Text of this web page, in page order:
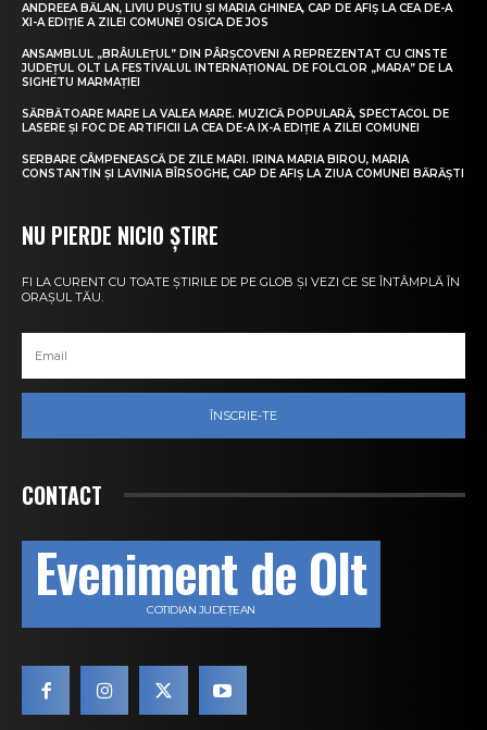
ANDREEA BĂLAN, LIVIU PUȘTIU ȘI MARIA GHINEA, CAP DE AFIȘ LA CEA DE-A
XI-A EDIȚIE A ZILEI COMUNEI OSICA DE JOS
ANSAMBLUL „BRÂULEȚUL” DIN PÂRȘCOVENI A REPREZENTAT CU CINSTE
JUDEȚUL OLT LA FESTIVALUL INTERNAȚIONAL DE FOLCLOR „MARA” DE LA
SIGHETU MARMAȚIEI
SĂRBĂTOARE MARE LA VALEA MARE. MUZICĂ POPULARĂ, SPECTACOL DE
LASERE ȘI FOC DE ARTIFICII LA CEA DE-A IX-A EDIȚIE A ZILEI COMUNEI
SERBARE CÂMPENEASCĂ DE ZILE MARI. IRINA MARIA BIROU, MARIA
CONSTANTIN ȘI LAVINIA BÎRSOGHE, CAP DE AFIȘ LA ZIUA COMUNEI BĂRĂȘTI
NU PIERDE NICIO ȘTIRE
FI LA CURENT CU TOATE ȘTIRILE DE PE GLOB ȘI VEZI CE SE ÎNTÂMPLĂ ÎN
ORAȘUL TĂU.
ÎNSCRIE-TE
CONTACT
Eveniment de Olt
COTIDIAN JUDEȚEAN